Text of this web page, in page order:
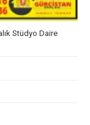
Stüdyo Daire